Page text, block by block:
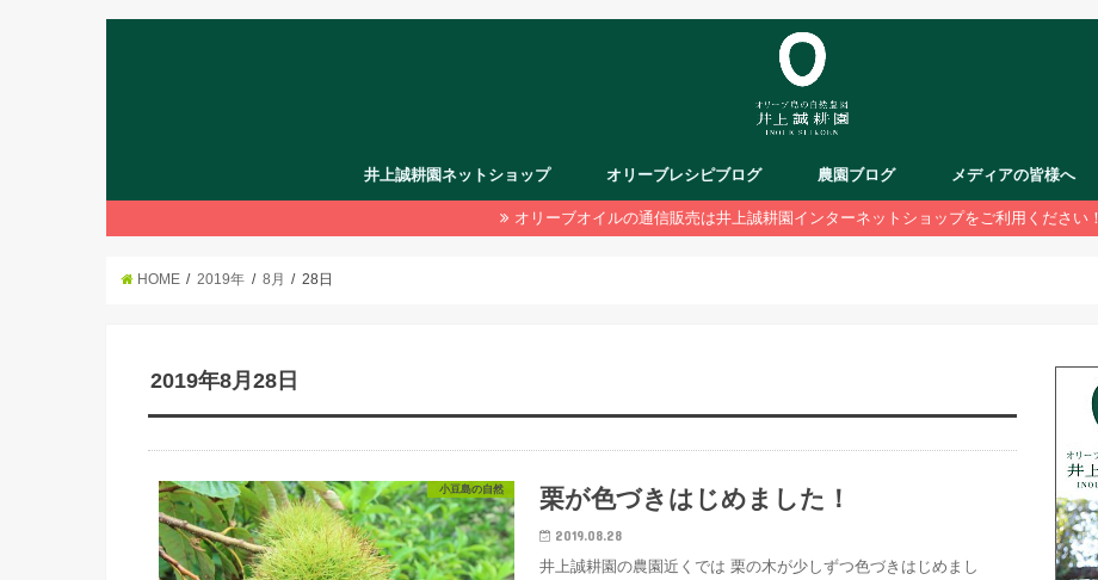
井上誠耕園ネットショップ オリーブレシピブログ 農園ブログ メディアの皆様へ
オリーブオイルの通信販売は井上誠耕園インターネットショップをご利用ください！
HOME 2019年 8月 28日
2019年8月28日
小豆島の自然 栗が色づきはじめました！
2019.08.28
井上誠耕園の農園近くでは 栗の木が少しずつ色づきはじめまし